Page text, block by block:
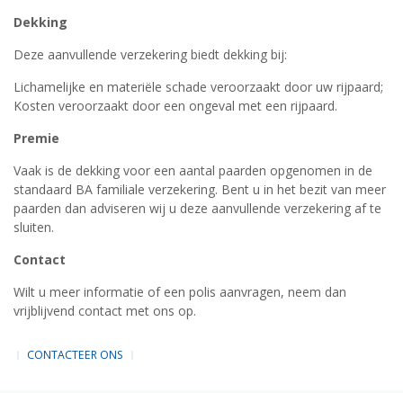
Dekking
Deze aanvullende verzekering biedt dekking bij:
Lichamelijke en materiële schade veroorzaakt door uw rijpaard;
Kosten veroorzaakt door een ongeval met een rijpaard.
Premie
Vaak is de dekking voor een aantal paarden opgenomen in de
standaard BA familiale verzekering. Bent u in het bezit van meer
paarden dan adviseren wij u deze aanvullende verzekering af te
sluiten.
Contact
Wilt u meer informatie of een polis aanvragen, neem dan
vrijblijvend contact met ons op.
CONTACTEER ONS